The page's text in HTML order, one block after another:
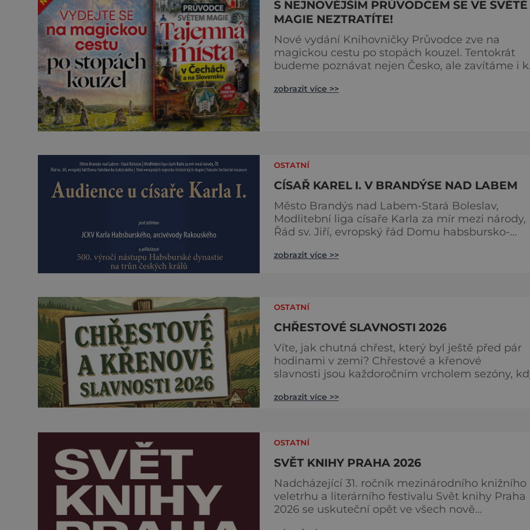
S NEJNOVĚJŠÍM PRŮVODCEM SE VE SVĚTĚ
MAGIE NEZTRATÍTE!
Nové vydání Knihovničky Průvodce zve na
magickou cestu po stopách kouzel. Tentokrát
budeme poznávat nejen Česko, ale zavítáme i k
okouzlující, není pochyb, brzy ale zjistíte, že čáry
zobrazit více >>
OSTATNÍ
CÍSAŘ KAREL I. V BRANDÝSE NAD LABEM
Město Brandýs nad Labem-Stará Boleslav,
Modlitební liga císaře Karla za mír mezi národy,
Řád sv. Jiří, evropský řád Domu habsbursko-
historických skupin a Národní technické
tradičně zahájíme přivítáním historick
zobrazit více >>
OSTATNÍ
CHŘESTOVÉ SLAVNOSTI 2026
Víte, jak chutná chřest, který byl ještě před pár
hodinami v zemi? Chřestové a křenové
slavnosti jsou každoročním vrcholem sezóny,
oslavily „bílé a zelené zlato“ českých polí. Na co se
zdaleka není jen o holandské omáčce.
zobrazit více >>
OSTATNÍ
SVĚT KNIHY PRAHA 2026
Nadcházející 31. ročník mezinárodního knižního
veletrhu a literárního festivalu Svět knihy Praha
2026 se uskuteční opět ve všech nově